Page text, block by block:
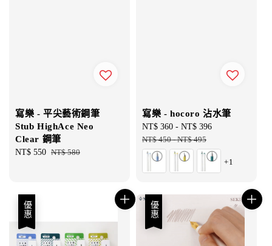
寫樂 - 平尖藝術鋼筆
Stub HighAce Neo
Clear 鋼筆
Sale
NT$ 550 Regular
NT$ 580
寫樂 - hocoro 沾水筆
Sale
price
NT$ 360 - NT$ 396
NT$ 450-NT$ 495
+1
優惠 優惠